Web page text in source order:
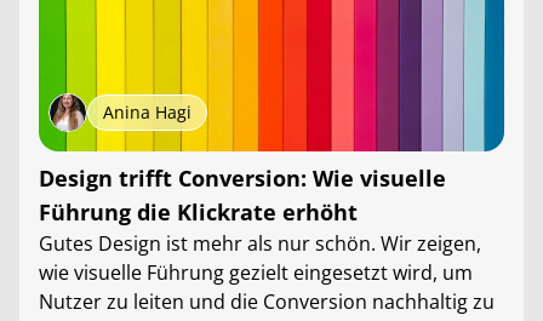
Anina Hagi
Design trifft Conversion: Wie visuelle
Führung die Klickrate erhöht
Gutes Design ist mehr als nur schön. Wir zeigen,
wie visuelle Führung gezielt eingesetzt wird, um
Nutzer zu leiten und die Conversion nachhaltig zu